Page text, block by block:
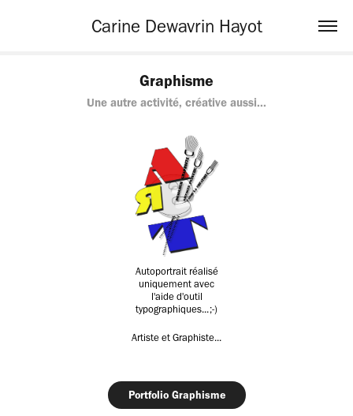
Carine Dewavrin Hayot
Graphisme
Une autre activité, créative aussi...
Autoportrait réalisé
uniquement avec
l'aide d'outil
typographiques...;-)
Artiste et Graphiste...
Portfolio Graphisme